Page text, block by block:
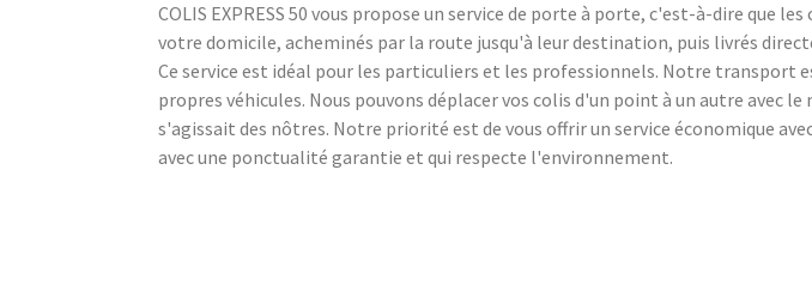
COLIS EXPRESS 50 vous propose un service de porte à porte, c'est-à-dire que
votre domicile, acheminés par la route jusqu'à leur destination, puis livrés
Ce service est idéal pour les particuliers et les professionnels. Notre transport
propres véhicules. Nous pouvons déplacer vos colis d'un point à un autre avec le
s'agissait des nôtres. Notre priorité est de vous offrir un service économique
avec une ponctualité garantie et qui respecte l'environnement.